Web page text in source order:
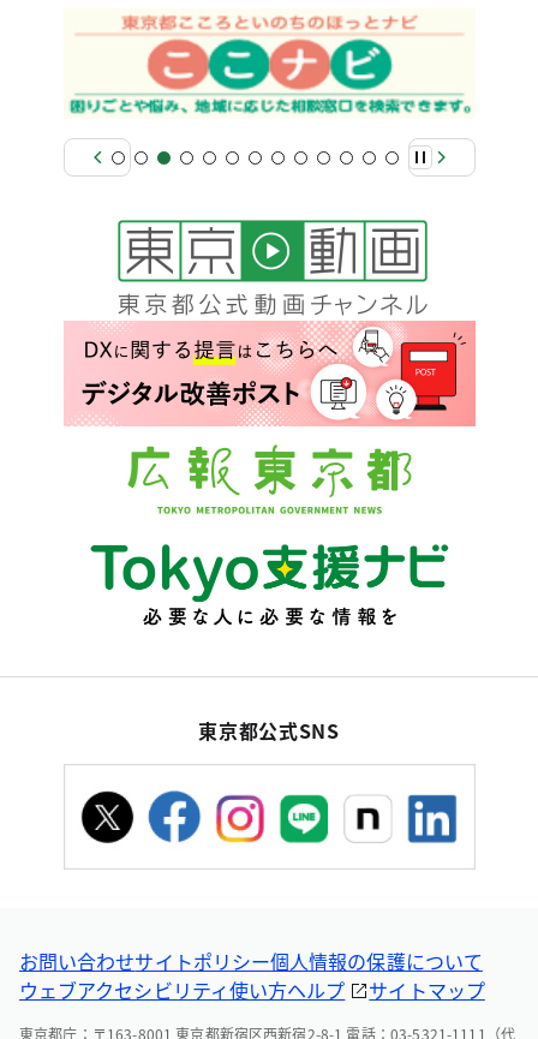
東京都公式SNS
お問い合わせサイトポリシー個人情報の保護について
ウェブアクセシビリティ使い方ヘルプ サイトマップ
東京都庁：〒163-8001 東京都新宿区西新宿2-8-1 電話：03-5321-1111（代